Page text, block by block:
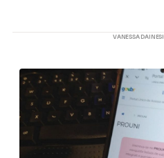
VANESSA DAINESI